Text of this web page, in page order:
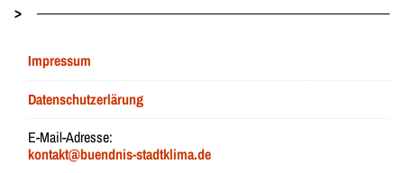
>
Impressum
Datenschutzerlärung
E-Mail-Adresse:
kontakt@buendnis-stadtklima.de